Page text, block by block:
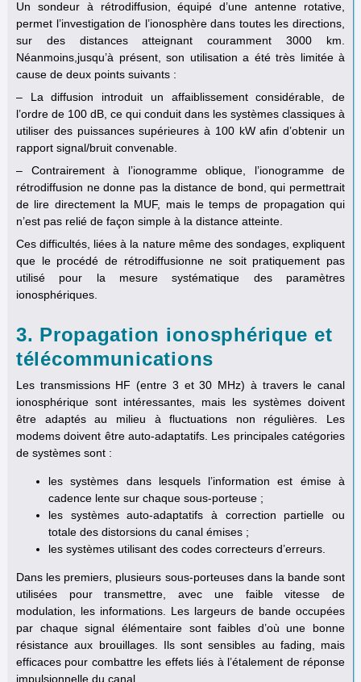
Un sondeur à rétrodiffusion, équipé d’une antenne rotative,
permet l’investigation de l’ionosphère dans toutes les directions,
sur des distances atteignant couramment 3000 km.
Néanmoins,jusqu’à présent, son utilisation a été très limitée à
cause de deux points suivants :
– La diffusion introduit un affaiblissement considérable, de
l’ordre de 100 dB, ce qui conduit dans les systèmes classiques à
utiliser des puissances supérieures à 100 kW afin d’obtenir un
rapport signal/bruit convenable.
– Contrairement à l’ionogramme oblique, l’ionogramme de
rétrodiffusion ne donne pas la distance de bond, qui permettrait
de lire directement la MUF, mais le temps de propagation qui
n’est pas relié de façon simple à la distance atteinte.
Ces difficultés, liées à la nature même des sondages, expliquent
que le procédé de rétrodiffusionne ne soit pratiquement pas
utilisé pour la mesure systématique des paramètres
ionosphériques.
3. Propagation ionosphérique et
télécommunications
Les transmissions HF (entre 3 et 30 MHz) à travers le canal
ionosphérique sont intéressantes, mais les systèmes doivent
être adaptés au milieu à fluctuations non régulières. Les
modems doivent être auto-adaptatifs. Les principales catégories
de systèmes sont :
les systèmes dans lesquels l’information est émise à
cadence lente sur chaque sous-porteuse ;
les systèmes auto-adaptatifs à correction partielle ou
totale des distorsions du canal émises ;
les systèmes utilisant des codes correcteurs d’erreurs.
Dans les premiers, plusieurs sous-porteuses dans la bande sont
utilisées pour transmettre, avec une faible vitesse de
modulation, les informations. Les largeurs de bande occupées
par chaque signal élémentaire sont faibles d’où une bonne
résistance aux brouillages. Ils sont sensibles au fading, mais
efficaces pour combattre les effets liés à l’étalement de réponse
impulsionnelle du canal.